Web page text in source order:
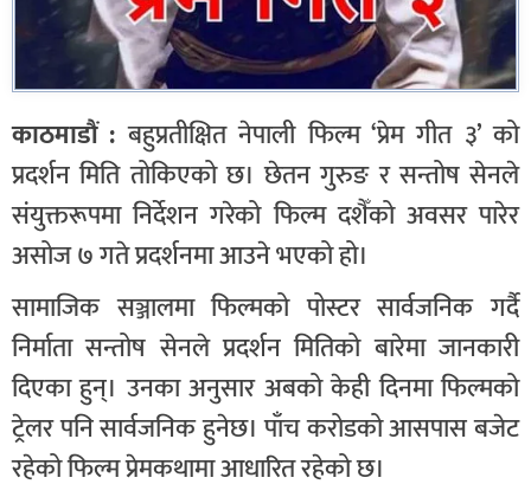
काठमाडौं :बहुप्रतीक्षित नेपाली फिल्म ‘प्रेम गीत ३’ को
प्रदर्शन मिति तोकिएको छ। छेतन गुरुङ र सन्तोष सेनले
संयुक्तरूपमा निर्देशन गरेको फिल्म दशैँको अवसर पारेर
असोज ७ गते प्रदर्शनमा आउने भएको हो।
सामाजिक सञ्जालमा फिल्मको पोस्टर सार्वजनिक गर्दै
निर्माता सन्तोष सेनले प्रदर्शन मितिको बारेमा जानकारी
दिएका हुन्। उनका अनुसार अबको केही दिनमा फिल्मको
ट्रेलर पनि सार्वजनिक हुनेछ। पाँच करोडको आसपास बजेट
रहेको फिल्म प्रेमकथामा आधारित रहेको छ।